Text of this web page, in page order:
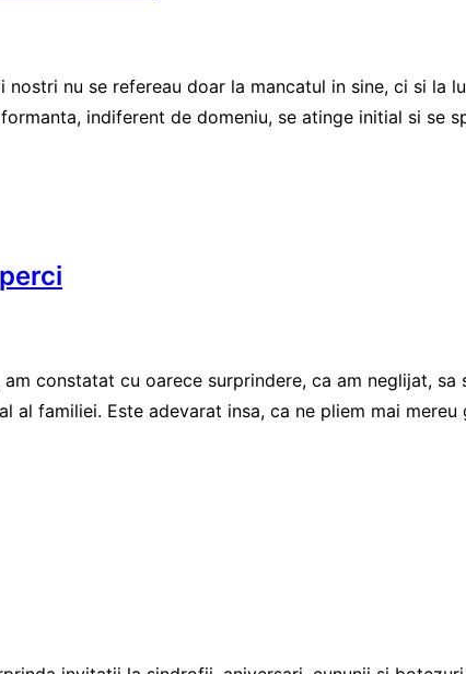
nu se refereau doar la mancatul in sine, ci si la
indiferent de domeniu, se atinge initial si se
constatat cu oarece surprindere, ca am neglijat,
al familiei. Este adevarat insa, ca ne pliem mai